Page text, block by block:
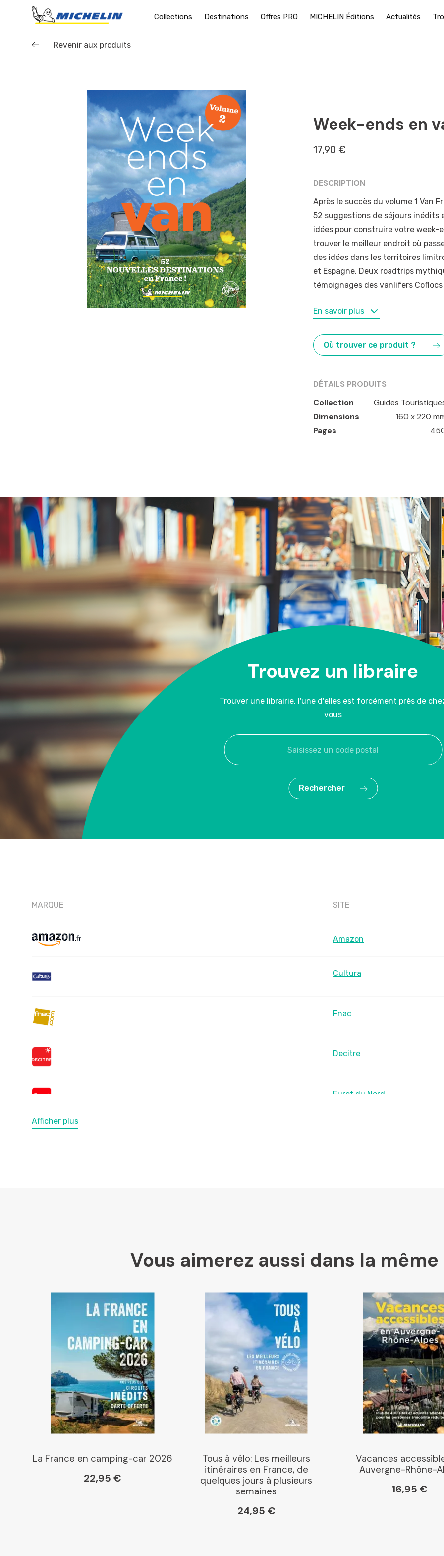
Collections Destinations Offres PRO MICHELIN Éditions Actualités
Revenir aux produits
Week-ends en
17,90 €
DESCRIPTION
Après le succès du volume 1 Van
52 suggestions de séjours inédits
idées pour construire votre week-
trouver le meilleur endroit où
des idées dans les territoires
et Espagne. Deux roadtrips
témoignages des vanlifers
MOTS-CLÉS
van,Week-ends
En savoir plus
Où trouver ce produit ?
DÉTAILS PRODUITS
Collection
Guides
Dimensions
160 x 220
Pages
Trouvez un libraire
Trouver une librairie, l'une d'elles est forcément près de
vous
Rechercher
MARQUE SITE
Amazon
Cultura
Fnac
Decitre
Furet du Nord
Mollat
Libraires Ensemble
Chapitre
Librairie La Procure
Paris Librairies
Afficher plus
Vous aimerez aussi dans la
La France en camping-car 2026
22,95 €
Tous à vélo: Les meilleurs
itinéraires en France, de
quelques jours à plusieurs
semaines
24,95 €
Vacances
Auvergne-Rhône-
16,95 €